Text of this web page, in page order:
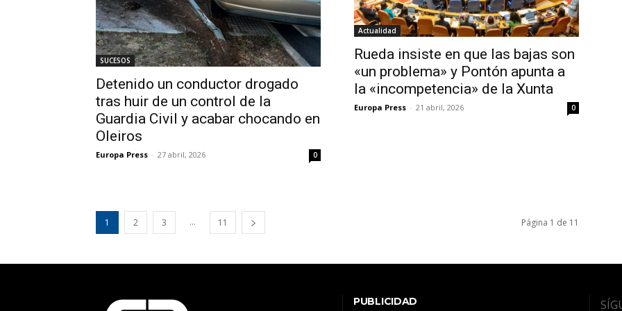
SUCESOS
Detenido un conductor drogado
tras huir de un control de la
Guardia Civil y acabar chocando en
Oleiros
Europa Press - 27 abril, 2026 0
Actualidad
Rueda insiste en que las bajas son
«un problema» y Pontón apunta a
la «incompetencia» de la Xunta
Europa Press - 21 abril, 2026 0
1 2 3 ... 11 Página 1 de 11
PUBLICIDAD